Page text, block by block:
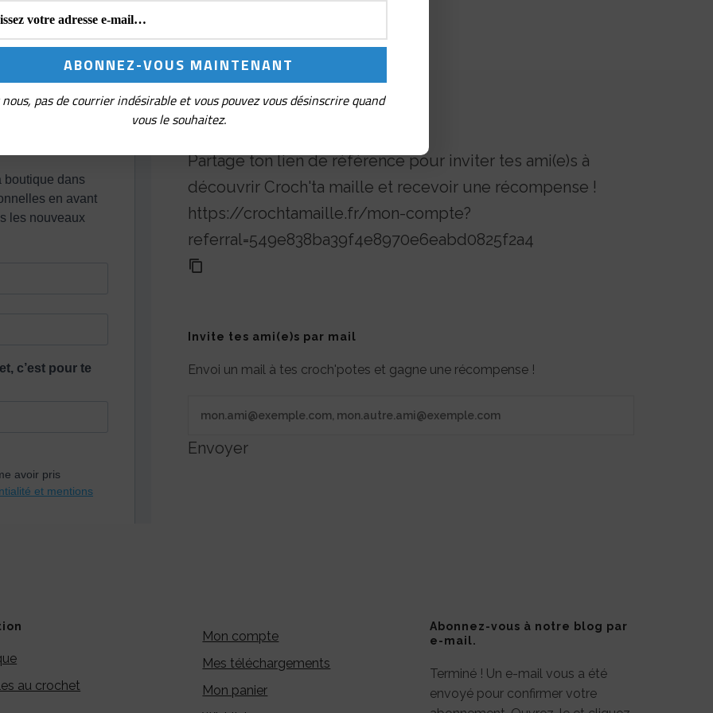
produit
Parrainage
Partage ton lien de référence pour inviter tes ami(e)s à
découvrir Croch'ta maille et recevoir une récompense !
https://crochtamaille.fr/mon-compte?
referral=549e838ba39f4e8970e6eabd0825f2a4
Invite tes ami(e)s par mail
Envoi un mail à tes croch'potes et gagne une récompense !
Envoyer
au crochet
Mon compte
Mes téléchargements
Mon panier
Abonnez-vous à notre blog par
e-mail.
Terminé ! Un e-mail vous a été
envoyé pour confirmer votre
pas de courrier indésirable et vous pouvez vous désinscrire quand
vous le souhaitez.